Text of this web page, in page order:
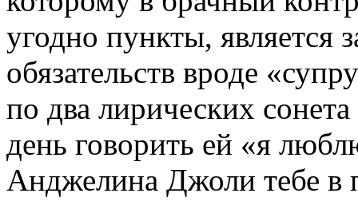
угодно пункты, является
обязательств вроде
по два лирических
день говорить ей «я
Анджелина Джоли тебе в